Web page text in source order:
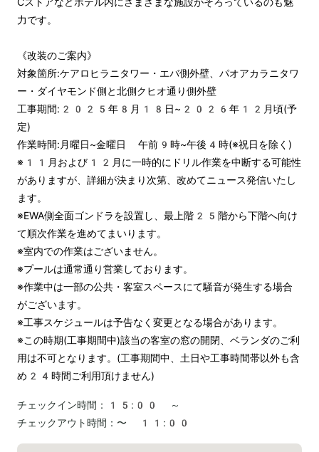
力です。
《改装のご案内》
対象箇所:ケアロヒラニタワー・エバ側外壁、パオアカラニタワ
ー・ダイヤモンド側と北側クヒオ通り側外壁
工事期間:2025年8月18日~2026年12月頃(予
定)
作業時間:月曜日~金曜日 午前9時~午後4時(※祝日を除く)
※11月および12月に一時的にドリル作業を中断する可能性
がありますが、詳細が決まり次第、改めてニュース発信いたし
ます。
※EWA側全面ゴンドラを設置し、最上階25階から下階へ向け
て順次作業を進めてまいります。
※室内での作業はございません。
※プールは通常通り営業しております。
※作業中は一部の公共・客室スペースにて騒音が発生する場合
がございます。
※工事スケジュールは予告なく変更となる場合があります。
※この時期(工事期間中)該当の客室の窓の開閉、ベランダのご利
用は不可となります。(工事期間中、土日や工事時間帯以外も含
め24時間ご利用頂けません)
チェックイン時間：
15:00 ～
チェックアウト時間： 〜 11:00